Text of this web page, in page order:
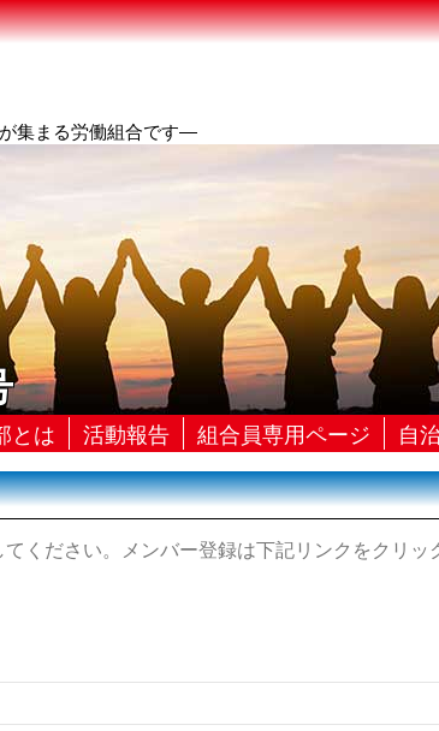
集まる労働組合です―
とは 活動報告 組合員専用ページ 自
ください。メンバー登録は下記リンクをクリッ